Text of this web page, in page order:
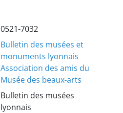
0521-7032
Bulletin des musées et
monuments lyonnais
Association des amis du
Musée des beaux-arts
Bulletin des musées
lyonnais